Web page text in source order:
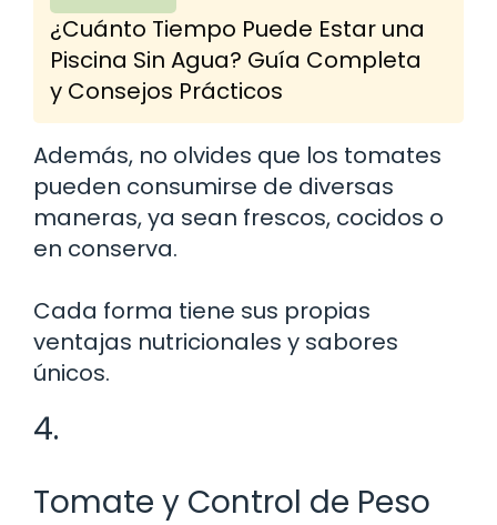
¿Cuánto Tiempo Puede Estar una
Piscina Sin Agua? Guía Completa
y Consejos Prácticos
Además, no olvides que los tomates
pueden consumirse de diversas
maneras, ya sean frescos, cocidos o
en conserva.
Cada forma tiene sus propias
ventajas nutricionales y sabores
únicos.
4.
Tomate y Control de Peso